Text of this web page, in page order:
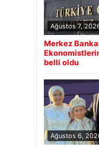
Ağustos 7,
Merkez
belli oldu
Ağustos 6,